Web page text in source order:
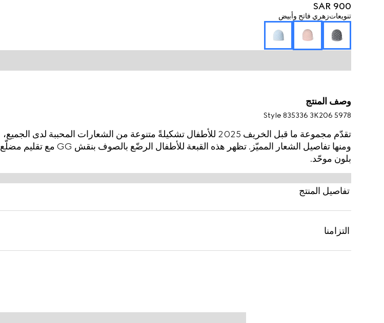
SAR 900
تنويعاتزهري فاتح وأبيض
وصف المنتج
Style ‎835336 3K206 5978
تقدّم مجموعة ما قبل الخريف 2025 للأطفال تشكيلةً متنوعة من الشعارات المحببة لدى الجميع،
ومنها تفاصيل الشعار المميّز. تظهر هذه القبعة للأطفال الرضّع بالصوف بنقش GG مع تقليم مضلّع
بلون موحّد.
تفاصيل المنتج
التزامنا